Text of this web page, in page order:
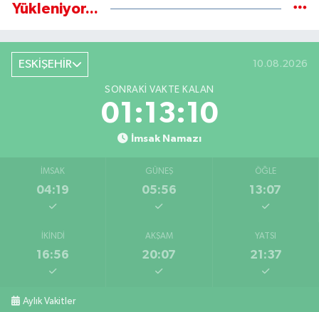
Yükleniyor...
ESKİŞEHİR 10.08.2026
SONRAKI VAKTE KALAN
01:13:09
İmsak Namazı
İMSAK
04:19
GÜNEŞ
05:56
ÖĞLE
13:07
İKINDI
16:56
AKŞAM
20:07
YATSI
21:37
Aylık Vakitler